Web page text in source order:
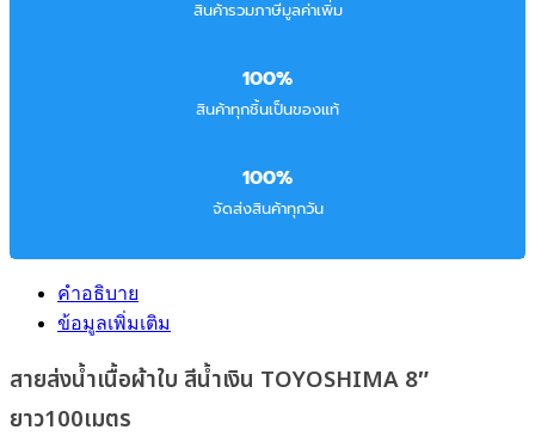
สินค้ารวมภาษีมูลค่าเพิ่ม
100%
สินค้าทุกชิ้นเป็นของแท้
100%
จัดส่งสินค้าทุกวัน
คำอธิบาย
ข้อมูลเพิ่มเติม
สายส่งน้ำเนื้อผ้าใบ สีน้ำเงิน TOYOSHIMA 8″
ยาว100เมตร